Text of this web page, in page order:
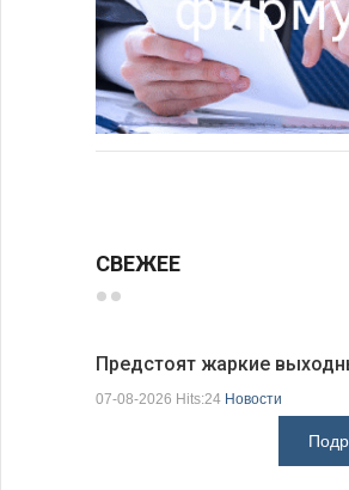
СВЕЖЕЕ
Предстоят жаркие
07-08-2026 Hits:24 Новости